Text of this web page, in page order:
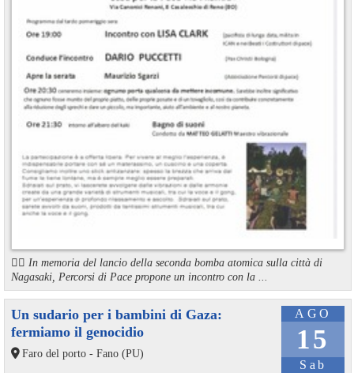
🏳️‍🌈 In memoria del lancio della seconda bomba atomica sulla città di
Nagasaki, Percorsi di Pace propone un incontro con la ...
AGO
15
Sab
Un sudario per i bambini di Gaza:
fermiamo il genocidio
Faro del porto - Fano (PU)